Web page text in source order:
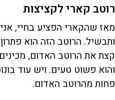
רוטב קארי לקציצות
מאז שהקארי הפציע בחיי,
ותבשיל. הרוטב הזה הוא
קצת את הרוטב האדום,
והוא פשוט טעים. ויש עוד
פחות מהרוטב האדום.